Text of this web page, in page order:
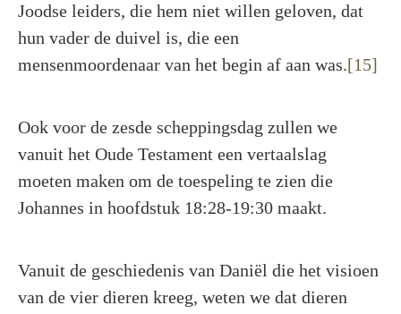
Joodse leiders, die hem niet willen geloven, dat
hun vader de duivel is, die een
mensenmoordenaar van het begin af aan was.[15]
Ook voor de zesde scheppingsdag zullen we
vanuit het Oude Testament een vertaalslag
moeten maken om de toespeling te zien die
Johannes in hoofdstuk 18:28-19:30 maakt.
Vanuit de geschiedenis van Daniël die het visioen
van de vier dieren kreeg, weten we dat dieren